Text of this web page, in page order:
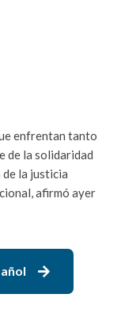
enfrentan tanto
de la solidaridad
la justicia
afirmó ayer